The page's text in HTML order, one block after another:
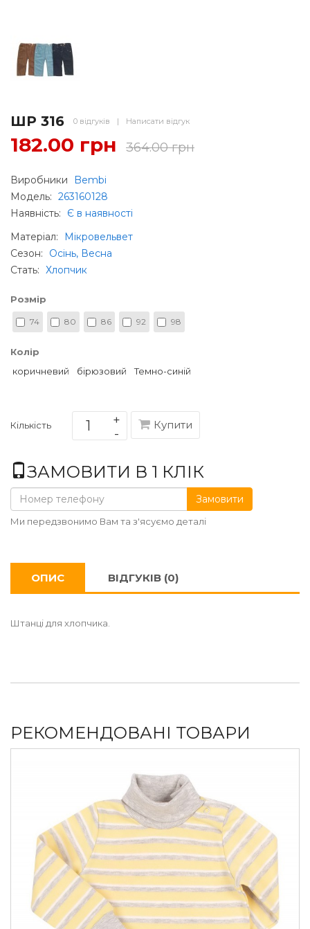
ШР 316 0 відгуків | Написати відгук
182.00 грн 364.00 грн
Виробники
Bembi
Модель: 263160128
Наявність:
Є в наявності
Матеріал:
Мікровельвет
Сезон:
Осінь, Весна
Стать: Хлопчик
Розмір
74 80 86 92 98
Колір
коричневий
бірюзовий Темно-синій
Кількість Купити
ЗАМОВИТИ В 1 КЛІК
Замовити
Ми передзвонимо Вам та з'ясуємо деталі
ОПИС ВІДГУКІВ (0)
Штанці для хлопчика.
РЕКОМЕНДОВАНІ ТОВАРИ